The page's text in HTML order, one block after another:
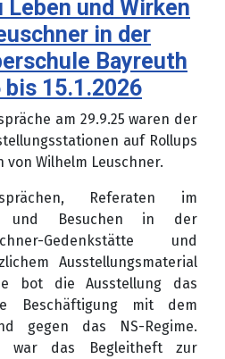
und Wirken
in der
Bayreuth
15.1.2026
am 29.9.25 waren der
auf Rollups
von Wilhelm Leuschner.
Referaten im
und Besuchen in der
Gedenkstätte und
Ausstellungsmaterial
bot die Ausstellung das
Beschäftigung mit dem
gegen das NS-Regime.
war das Begleitheft zur